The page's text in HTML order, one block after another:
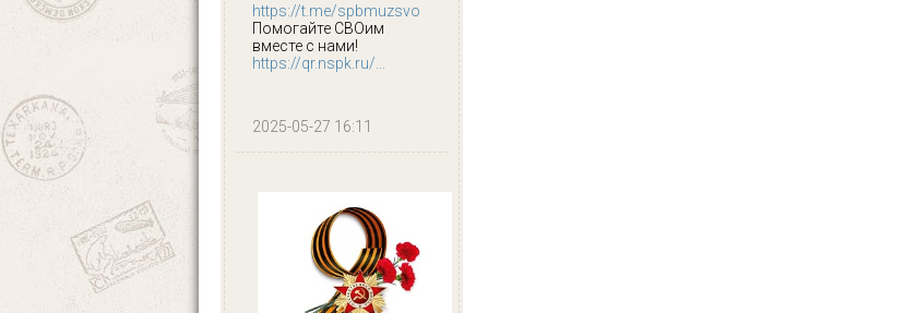
https://t.me/spbmuzsvo
Помогайте СВОим
вместе с нами!
https://qr.nspk.ru/...
2025-05-27 16:11